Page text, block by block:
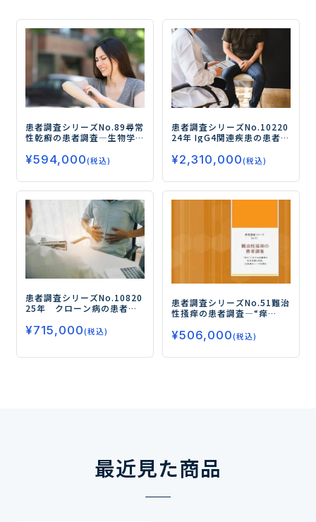
患者調査シリーズNo.89尋常
性乾癬の患者調査―生物学
度、新薬（飲み薬・皮下注
射薬）ニーズを調査―
¥594,000(税込)
患者調査シリーズNo.10220
24年 IgG4関連疾患の患者調
況、薬物治療の満足度・不
満点および安全性の高い注
射薬に対するニーズを中心
に調査―
¥2,310,000(税込)
患者調査シリーズNo.10820
25年 クローン病の患者調
物治療の現状と満足度、生
物学的製剤および新規治療
¥715,000(税込)
患者調査シリーズNo.51難治
性掻痒の患者調査―“痒
態と評価、注射薬のニーズ
を探る―
¥506,000(税込)
最近見た商品